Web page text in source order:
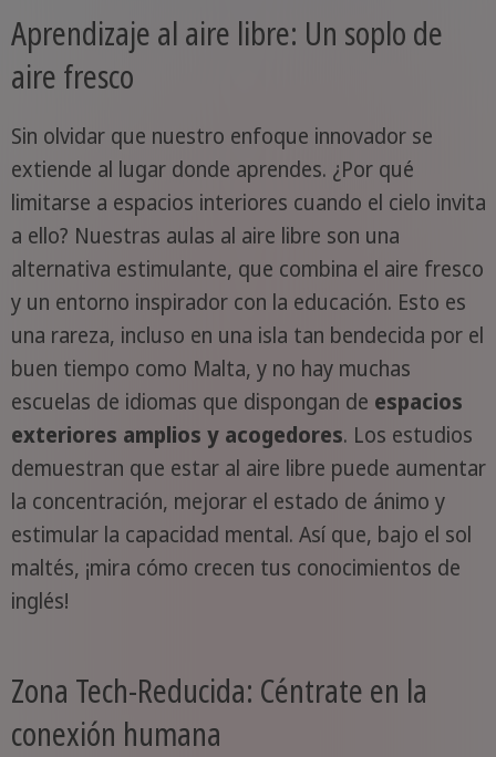
Aprendizaje al aire libre: Un soplo de
aire fresco
Sin olvidar que nuestro enfoque innovador se
extiende al lugar donde aprendes. ¿Por qué
limitarse a espacios interiores cuando el cielo invita
a ello? Nuestras aulas al aire libre son una
alternativa estimulante, que combina el aire fresco
y un entorno inspirador con la educación. Esto es
una rareza, incluso en una isla tan bendecida por el
buen tiempo como Malta, y no hay muchas
escuelas de idiomas que dispongan de espacios
exteriores amplios y acogedores. Los estudios
demuestran que estar al aire libre puede aumentar
la concentración, mejorar el estado de ánimo y
estimular la capacidad mental. Así que, bajo el sol
maltés, ¡mira cómo crecen tus conocimientos de
inglés!
Zona Tech-Reducida: Céntrate en la
conexión humana